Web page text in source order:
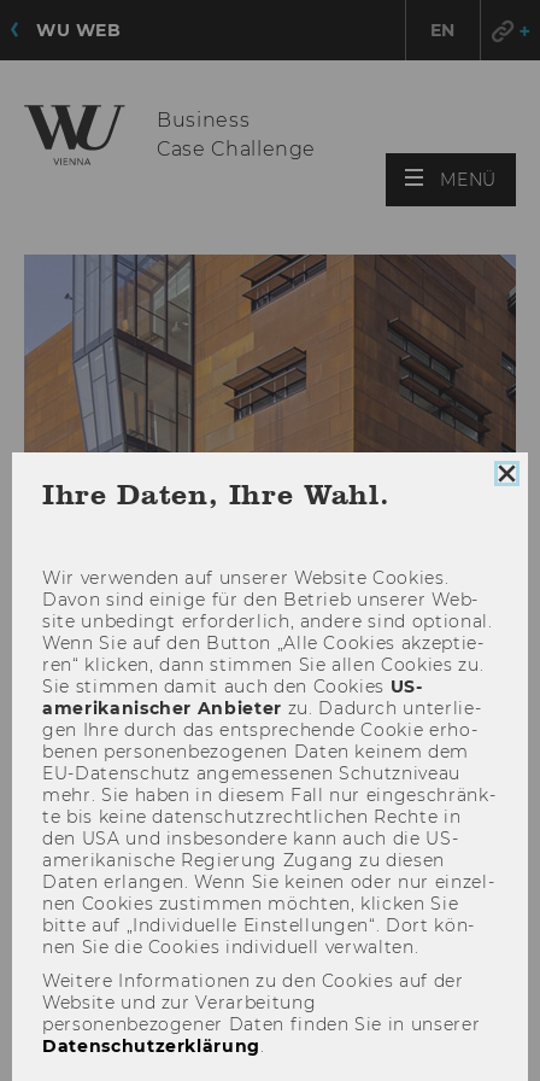
WU WEB EN
Business
Case Challenge
MENÜ
Teaching Notes
Tea­ching Notes
Ihre Daten, Ihre Wahl.
Wir ver­wen­den auf un­se­rer Web­site Coo­kies.
Davon sind ei­ni­ge für den Be­trieb un­se­rer Web­
site un­be­dingt er­for­der­lich, an­de­re sind op­tio­nal.
Wenn Sie auf den But­ton „Alle Coo­kies ak­zep­tie­
ren“ kli­cken, dann stim­men Sie allen Coo­kies zu.
Sie stim­men damit auch den Coo­kies US-​
amerikanischer An­bie­ter zu. Da­durch un­ter­lie­
gen Ihre durch das ent­spre­chen­de Coo­kie er­ho­
be­nen per­so­nen­be­zo­ge­nen Daten kei­nem dem
EU-​Datenschutz an­ge­mes­se­nen Schutz­ni­veau
mehr. Sie haben in die­sem Fall nur ein­ge­schränk­
te bis keine da­ten­schutz­recht­li­chen Rech­te in
den USA und ins­be­son­de­re kann auch die US-​
amerikanische Re­gie­rung Zu­gang zu die­sen
Daten er­lan­gen. Wenn Sie kei­nen oder nur ein­zel­
nen Coo­kies zu­stim­men möch­ten, kli­cken Sie
bitte auf „In­di­vi­du­el­le Ein­stel­lun­gen“. Dort kön­
nen Sie die Coo­kies in­di­vi­du­ell ver­wal­ten.
Weitere Informationen zu den Cookies auf der
Website und zur Verarbeitung
personenbezogener Daten finden Sie in unserer
Datenschutzerklärung.